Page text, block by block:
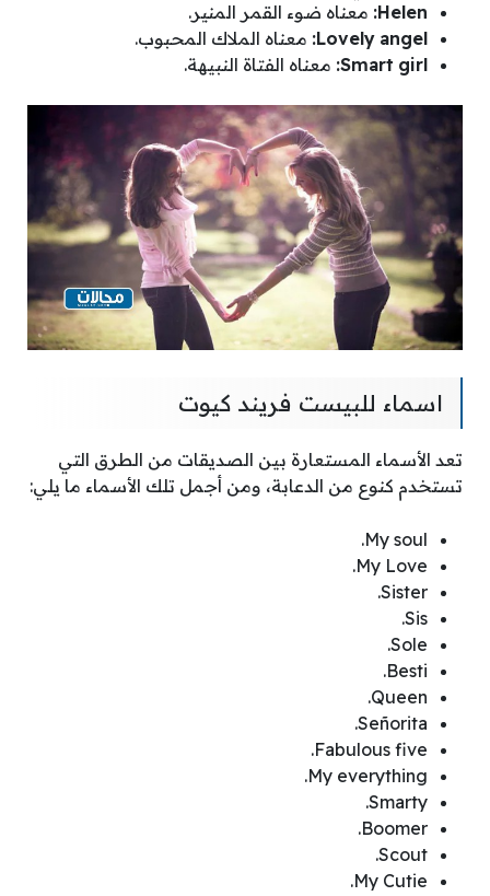
Helen
: معناه ضوء القمر المنير.
Lovely angel
: معناه الملاك المحبوب.
Smart girl
: معناه الفتاة النبيهة.
اسماء للبيست فريند كيوت
تعد الأسماء المستعارة بين الصديقات من الطرق التي
تستخدم كنوع من الدعابة، ومن أجمل تلك الأسماء ما يلي:
My soul.
My Love.
Sister.
Sis.
Sole.
Besti.
Queen.
Señorita.
Fabulous five.
My everything.
Smarty.
Boomer.
Scout.
My Cutie.